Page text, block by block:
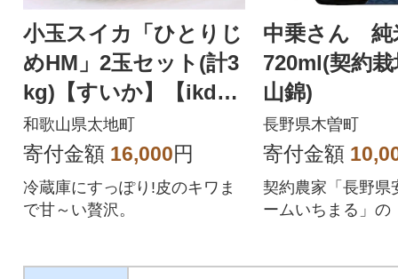
小玉スイカ「ひとりじ
めHM」2玉セット(計3
kg)【すいか】【ikd78
6sato】
和歌山県太地町
寄付金額 16,000円
冷蔵庫にすっぽり!皮のキワま
で甘～い贅沢。
中乗さん
720ml(契約
山錦)
長野県木曽町
寄付金額
契約農家「長野県
ームいちまる」